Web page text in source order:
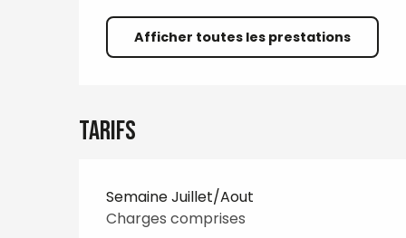
Afficher toutes les prestations
Tarifs
Semaine Juillet/Aout
Charges comprises